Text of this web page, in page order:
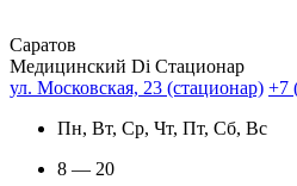
Саратов
Медицинский Di Стационар
ул. Московская, 23 (стационар) +7
Пн, Вт, Ср, Чт, Пт, Сб, Вс
8 — 20